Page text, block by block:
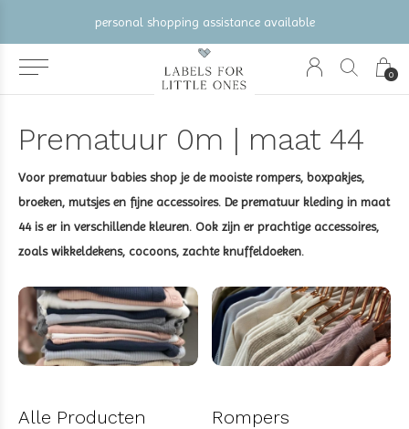
0
personal shopping assistance available
Prematuur 0m | maat 44
Voor prematuur babies shop je de mooiste rompers, boxpakjes,
broeken, mutsjes en fijne accessoires. De prematuur kleding in maat
44 is er in verschillende kleuren. Ook zijn er prachtige accessoires,
zoals wikkeldekens, cocoons, zachte knuffeldoeken.
Alle Producten Rompers